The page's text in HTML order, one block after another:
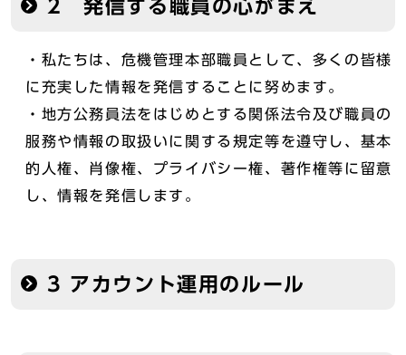
2 発信する職員の心がまえ
・私たちは、危機管理本部職員として、多くの皆様
に充実した情報を発信することに努めます。
・地方公務員法をはじめとする関係法令及び職員の
服務や情報の取扱いに関する規定等を遵守し、基本
的人権、肖像権、プライバシー権、著作権等に留意
し、情報を発信します。
3 アカウント運用のルール